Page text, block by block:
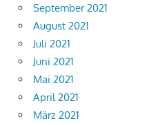
September 2021
August 2021
Juli 2021
Juni 2021
Mai 2021
April 2021
März 2021